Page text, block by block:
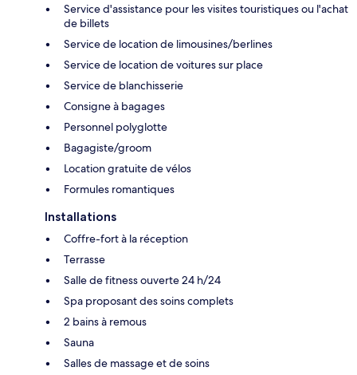
Service d'assistance pour les visites touristiques ou l'achat
de billets
Service de location de limousines/berlines
Service de location de voitures sur place
Service de blanchisserie
Consigne à bagages
Personnel polyglotte
Bagagiste/groom
Location gratuite de vélos
Formules romantiques
Installations
Coffre-fort à la réception
Terrasse
Salle de fitness ouverte 24 h/24
Spa proposant des soins complets
2 bains à remous
Sauna
Salles de massage et de soins